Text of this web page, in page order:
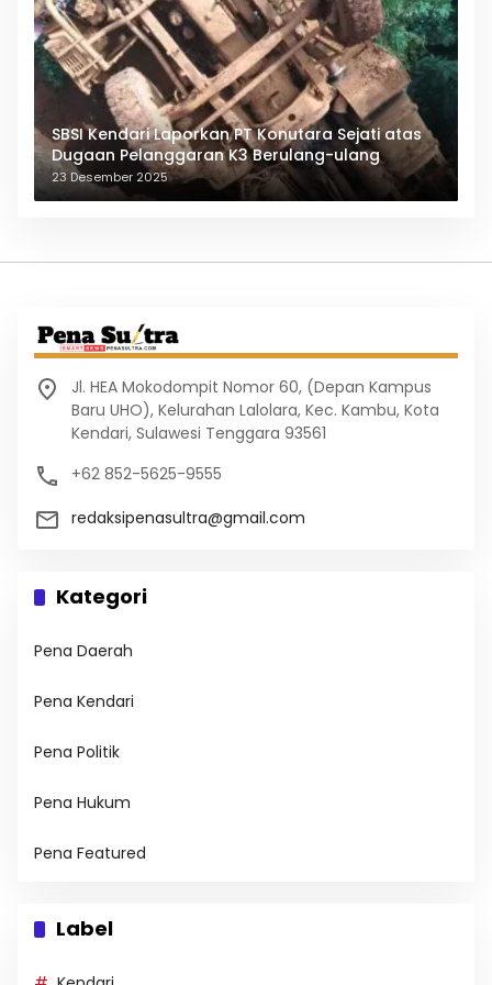
SBSI Kendari Laporkan PT Konutara Sejati atas
Dugaan Pelanggaran K3 Berulang-ulang
23 Desember 2025
Jl. HEA Mokodompit Nomor 60, (Depan Kampus
Baru UHO), Kelurahan Lalolara, Kec. Kambu, Kota
Kendari, Sulawesi Tenggara 93561
+62 852-5625-9555
redaksipenasultra@gmail.com
Kategori
Pena Daerah
Pena Kendari
Pena Politik
Pena Hukum
Pena Featured
Label